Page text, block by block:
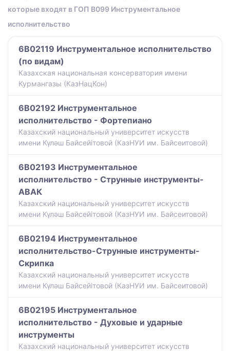
которые входят в ГОП B099 Инструментальное
исполнительство
6B02119 Инструментальное исполнительство
(по видам)
Казахская национальная консерватория имени
Курмангазы (КазНацКон)
6B02192 Инструментальное
исполнительство - Фортепиано
Казахский национальный университет искусств
имени Күләш Байсейітовой (КазНУИ им. Байсеитовой)
6B02193 Инструментальное
исполнительство - Струнные инструменты-
АВАК
Казахский национальный университет искусств
имени Күләш Байсейітовой (КазНУИ им. Байсеитовой)
6B02194 Инструментальное
исполнительство-Струнные инструменты-
Скрипка
Казахский национальный университет искусств
имени Күләш Байсейітовой (КазНУИ им. Байсеитовой)
6B02195 Инструментальное
исполнительство - Духовые и ударные
инструменты
Казахский национальный университет искусств